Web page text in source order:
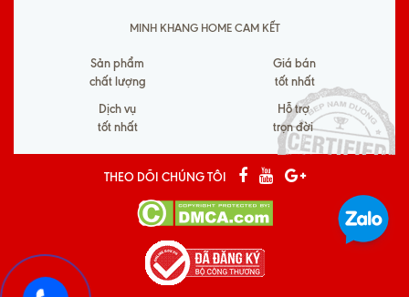
MINH KHANG HOME CAM KẾT
Sản phẩm
chất lượng
Giá bán
tốt nhất
Dịch vụ
tốt nhất
Hỗ trợ
trọn đời
THEO DÕI CHÚNG TÔI